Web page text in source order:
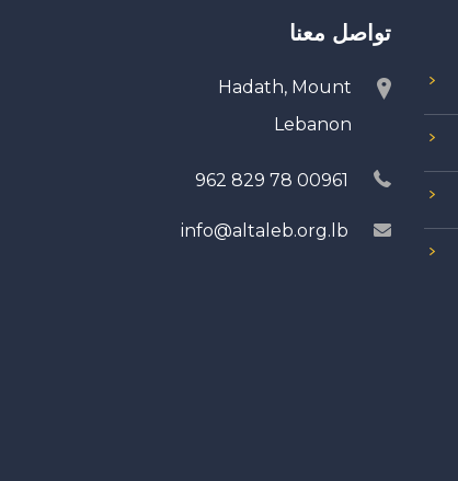
تواصل معنا
Hadath, Mount
Lebanon
00961 78 829 962
info@altaleb.org.lb